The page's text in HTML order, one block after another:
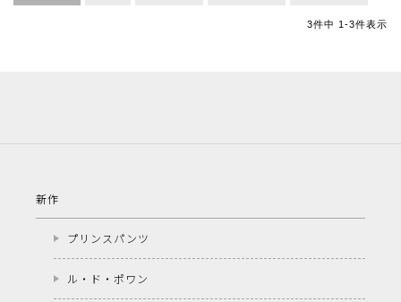
3件中 1-3件表示
新作
プリンスパンツ
ル・ド・ポワン